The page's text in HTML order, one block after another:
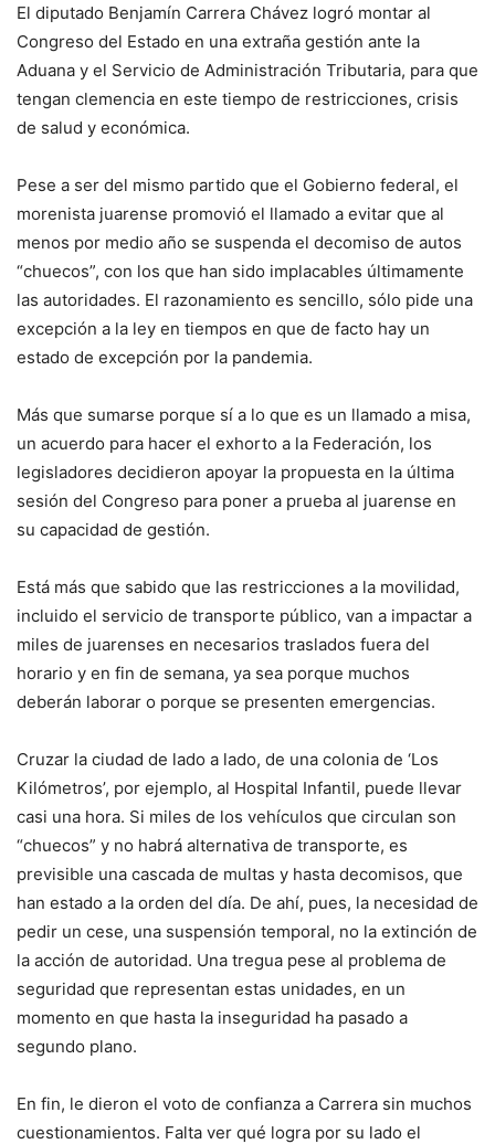
El diputado Benjamín Carrera Chávez logró montar al
Congreso del Estado en una extraña gestión ante la
Aduana y el Servicio de Administración Tributaria, para que
tengan clemencia en este tiempo de restricciones, crisis
de salud y económica.
Pese a ser del mismo partido que el Gobierno federal, el
morenista juarense promovió el llamado a evitar que al
menos por medio año se suspenda el decomiso de autos
“chuecos”, con los que han sido implacables últimamente
las autoridades. El razonamiento es sencillo, sólo pide una
excepción a la ley en tiempos en que de facto hay un
estado de excepción por la pandemia.
Más que sumarse porque sí a lo que es un llamado a misa,
un acuerdo para hacer el exhorto a la Federación, los
legisladores decidieron apoyar la propuesta en la última
sesión del Congreso para poner a prueba al juarense en
su capacidad de gestión.
Está más que sabido que las restricciones a la movilidad,
incluido el servicio de transporte público, van a impactar a
miles de juarenses en necesarios traslados fuera del
horario y en fin de semana, ya sea porque muchos
deberán laborar o porque se presenten emergencias.
Cruzar la ciudad de lado a lado, de una colonia de ‘Los
Kilómetros’, por ejemplo, al Hospital Infantil, puede llevar
casi una hora. Si miles de los vehículos que circulan son
“chuecos” y no habrá alternativa de transporte, es
previsible una cascada de multas y hasta decomisos, que
han estado a la orden del día. De ahí, pues, la necesidad de
pedir un cese, una suspensión temporal, no la extinción de
la acción de autoridad. Una tregua pese al problema de
seguridad que representan estas unidades, en un
momento en que hasta la inseguridad ha pasado a
segundo plano.
En fin, le dieron el voto de confianza a Carrera sin muchos
cuestionamientos. Falta ver qué logra por su lado el